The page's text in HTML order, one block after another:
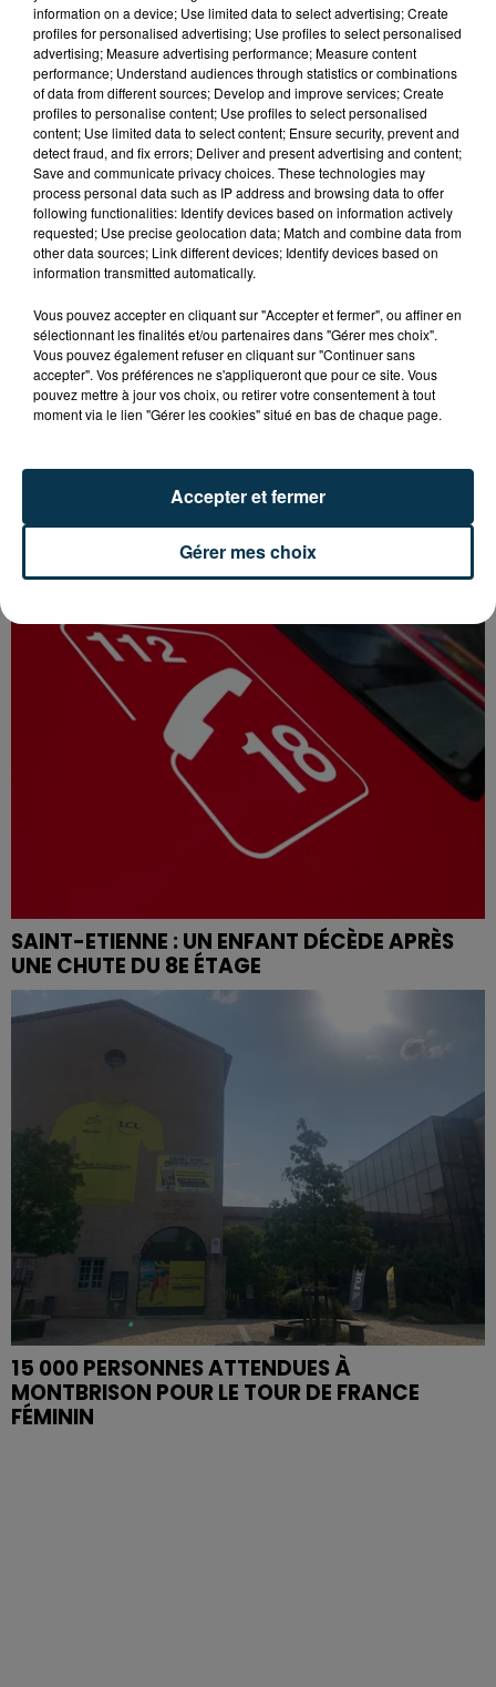
QUI EST CET ANCIEN VERT QUI DÉBARQUE
AVEC LE MAILLOT DE L'ASSE DANS...
FOREZTIVAL : DROGUÉ ET TENANT DES
PROPOS DÉPLACÉS, UN FESTIVALIER A...
SAINT-ETIENNE : UN ENFANT DÉCÈDE APRÈS
UNE CHUTE DU 8E ÉTAGE
15 000 PERSONNES ATTENDUES À
MONTBRISON POUR LE TOUR DE FRANCE
FÉMININ
information on a device; Use limited data to select advertising; Create
profiles for personalised advertising; Use profiles to select personalised
advertising; Measure advertising performance; Measure content
performance; Understand audiences through statistics or combinations
of data from different sources; Develop and improve services; Create
profiles to personalise content; Use profiles to select personalised
content; Use limited data to select content; Ensure security, prevent and
detect fraud, and fix errors; Deliver and present advertising and content;
Save and communicate privacy choices. These technologies may
process personal data such as IP address and browsing data to offer
following functionalities: Identify devices based on information actively
requested; Use precise geolocation data; Match and combine data from
other data sources; Link different devices; Identify devices based on
information transmitted automatically.
Vous pouvez accepter en cliquant sur "Accepter et fermer", ou affiner en
sélectionnant les finalités et/ou partenaires dans "Gérer mes choix".
Vous pouvez également refuser en cliquant sur "Continuer sans
accepter". Vos préférences ne s'appliqueront que pour ce site. Vous
pouvez mettre à jour vos choix, ou retirer votre consentement à tout
moment via le lien "Gérer les cookies" situé en bas de chaque page.
Gérer mes choix
Accepter et fermer